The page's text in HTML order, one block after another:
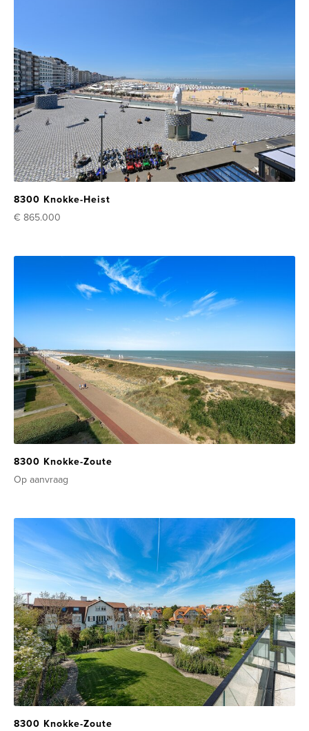
8300 Knokke-Heist
€ 865.000
8300 Knokke-Zoute
Op aanvraag
8300 Knokke-Zoute